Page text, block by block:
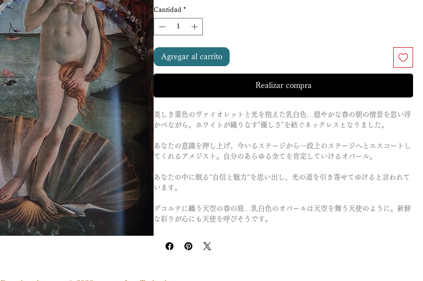
Cantidad *
Agregar al carrito
Realizar compra
美しき菫色のヴァイオレットと光を抱えた乳白色…穏やかな春の朝の情景を思い浮
かべながら。ホワイトが織りなす"優しさ"を紡ぐネックレスとなりました。
あなたの意識を押し上げ、今いるステージから一段上のステージへとエスコートし
てくれるアメジスト。自分のあらゆる全てを肯定していけるオパール。
あなたの中に眠る”自信と魅力”を思い出し、光の道を引き寄せてゆけると言われて
います。
デコルテに纏う天空の春の庭…乳白色のオパールは天空を舞う天使のように。新鮮
な彩りが心にも天使を呼びそうです。